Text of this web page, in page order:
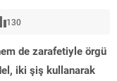
130
de zarafetiyle örgü
iki şiş kullanarak